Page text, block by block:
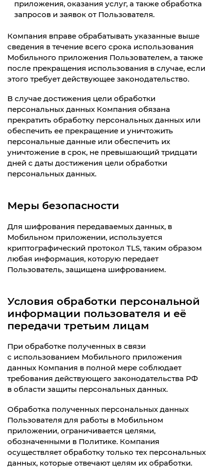
приложения, оказания услуг, а также обработка
запросов и заявок от Пользователя.
Компания вправе обрабатывать указанные выше
сведения в течение всего срока использования
Мобильного приложения Пользователем, а также
после прекращения использования в случае, если
этого требует действующее законодательство.
В случае достижения цели обработки
персональных данных Компания обязана
прекратить обработку персональных данных или
обеспечить ее прекращение и уничтожить
персональные данные или обеспечить их
уничтожение в срок, не превышающий тридцати
дней с даты достижения цели обработки
персональных данных.
Меры безопасности
Для шифрования передаваемых данных, в
Мобильном приложении, используется
криптографический протокол TLS, таким образом
любая информация, которую передает
Пользователь, защищена шифрованием.
Условия обработки персональной
информации пользователя и её
передачи третьим лицам
При обработке полученных в связи
с использованием Мобильного приложения
данных Компания в полной мере соблюдает
требования действующего законодательства РФ
в области защиты персональных данных.
Обработка полученных персональных данных
Пользователя для работы в Мобильном
приложении, ограничивается целями,
обозначенными в Политике. Компания
осуществляет обработку только тех персональных
данных, которые отвечают целям их обработки.